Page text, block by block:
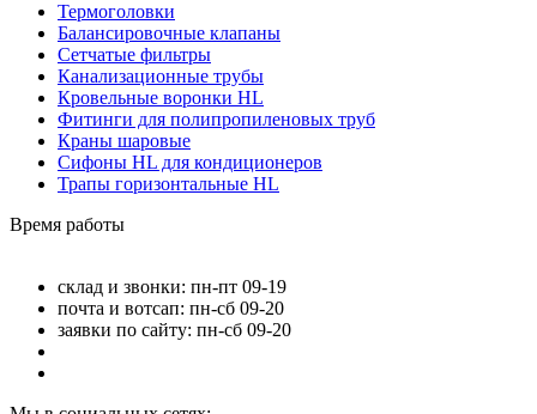
Термоголовки
Балансировочные клапаны
Сетчатые фильтры
Канализационные трубы
Кровельные воронки HL
Фитинги для полипропиленовых труб
Краны шаровые
Сифоны HL для кондиционеров
Трапы горизонтальные HL
Время работы
склад и звонки: пн-пт 09-19
почта и вотсап: пн-сб 09-20
заявки по сайту: пн-сб 09-20